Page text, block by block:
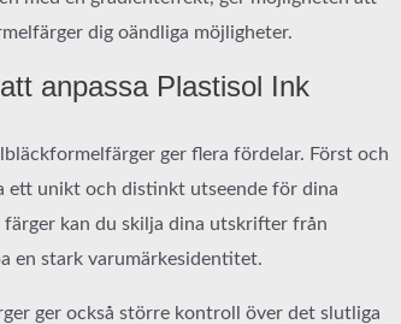
dig oändliga möjligheter.
anpassa Plastisol Ink
ger flera fördelar. Först och
ett unikt och distinkt utseende för dina
färger kan du skilja dina utskrifter från
en stark varumärkesidentitet.
ger också större kontroll över det slutliga